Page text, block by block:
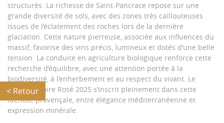
< Retour
structurés. La richesse de Saint-Pancrace repose sur une
grande diversité de sols, avec des zones très caillouteuses
issues de l’éclatement des roches lors de la dernière
glaciation. Cette nature pierreuse, associée aux influences du
massif, favorise des vins précis, lumineux et dotés d’une belle
tension. La conduite en agriculture biologique renforce cette
recherche d’équilibre, avec une attention portée à la
biodiversité, à l’enherbement et au respect du vivant. Le
Sainte Victoire Rosé 2025 s’inscrit pleinement dans cette
identité provençale, entre élégance méditerranéenne et
expression minérale.